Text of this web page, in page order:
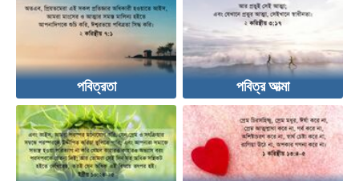
পবিত্রতা পবিত্র আত্মা